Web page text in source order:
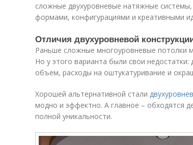
сложные двухуровневые натяжные
формами, конфигурациями и креативными
Отличия двухуровневой
Раньше сложные многоуровневые потолки
Но у этого варианта были свои
объем, расходы на оштукатуривание и
Хорошей альтернативной стали
модно и эффектно. А главное – обходятся
полной уникальности.